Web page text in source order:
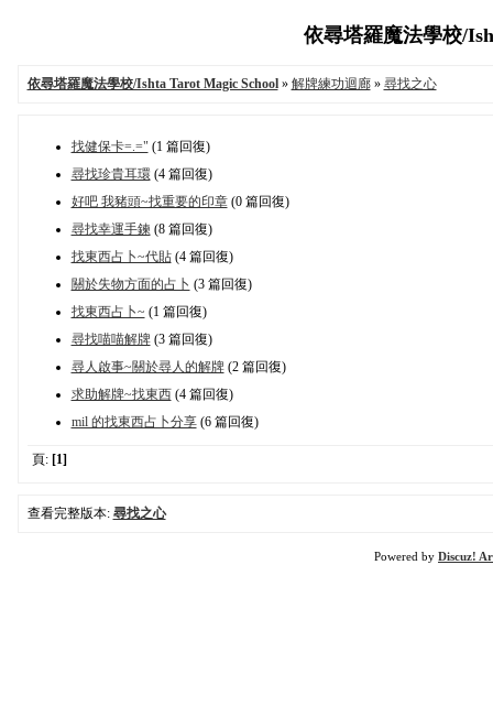
依尋塔羅魔法學校/
依尋塔羅魔法學校/Ishta Tarot Magic School» 解牌練功迴廊» 尋找之心
找健保卡=.=" (1 篇回復)
尋找珍貴耳環(4 篇回復)
好吧 我豬頭~找重要的印章(0 篇回復)
尋找幸運手鍊 (8 篇回復)
找東西占卜~代貼(4 篇回復)
關於失物方面的占卜 (3 篇回復)
找東西占卜~ (1 篇回復)
尋找喵喵解牌(3 篇回復)
尋人啟事~關於尋人的解牌(2 篇回復)
求助解牌~找東西(4 篇回復)
mil 的找東西占卜分享(6 篇回復)
頁: [1]
查看完整版本: 尋找之心
Powered by Discuz!